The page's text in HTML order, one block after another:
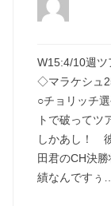
W15:4/10週ツ
◇マラケシュ
○チョリッチ
トで破って
しかあし！
田君のCH決
績なんですぅ